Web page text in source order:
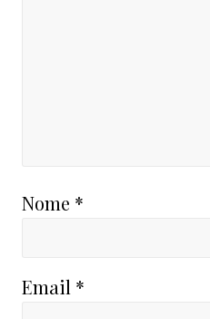
Nome *
Email *